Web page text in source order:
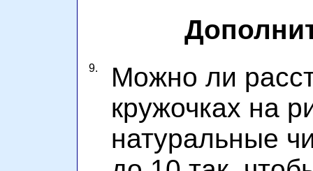
9.
Можно ли
кружочках на
натуральные